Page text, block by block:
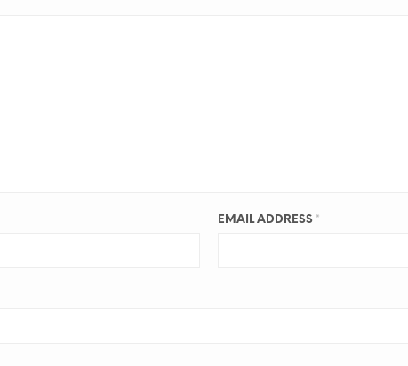
EMAIL ADDRESS *